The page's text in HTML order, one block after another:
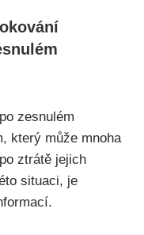
zesnulém
který může mnoha
ztrátě jejich
situaci, je